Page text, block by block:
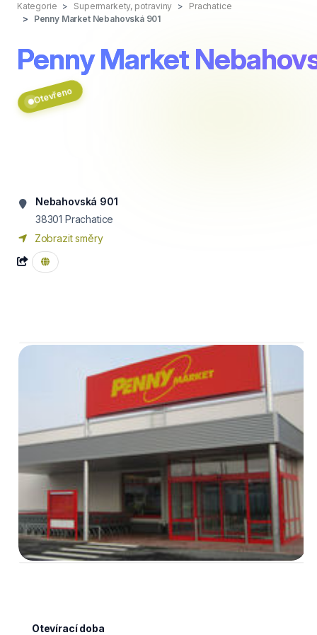
Kategorie Supermarkety, potraviny
Prachatice
Penny Market Nebahovská 901
Penny Market
Otevřeno
Nebahovská 901
38301 Prachatice
Zobrazit směry
Otevírací doba